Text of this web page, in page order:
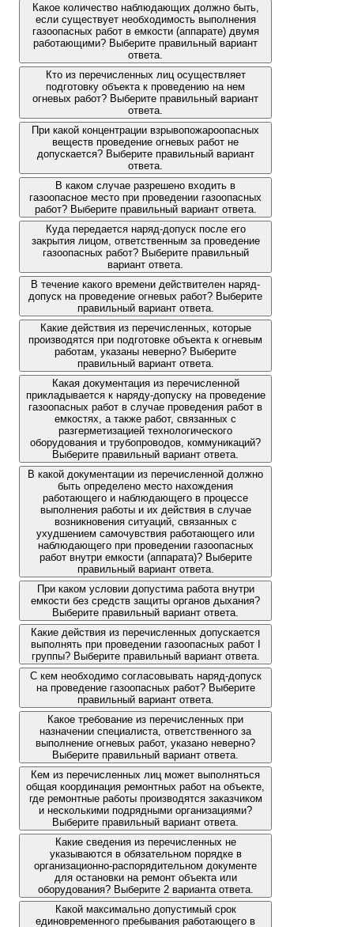
Какое количество наблюдающих должно быть,
если существует необходимость выполнения
газоопасных работ в емкости (аппарате) двумя
работающими? Выберите правильный вариант
ответа.
Кто из перечисленных лиц осуществляет
подготовку объекта к проведению на нем
огневых работ? Выберите правильный вариант
ответа.
При какой концентрации взрывопожароопасных
веществ проведение огневых работ не
допускается? Выберите правильный вариант
ответа.
В каком случае разрешено входить в
газоопасное место при проведении газоопасных
работ? Выберите правильный вариант ответа.
Куда передается наряд-допуск после его
закрытия лицом, ответственным за проведение
газоопасных работ? Выберите правильный
вариант ответа.
В течение какого времени действителен наряд-
допуск на проведение огневых работ? Выберите
правильный вариант ответа.
Какие действия из перечисленных, которые
производятся при подготовке объекта к огневым
работам, указаны неверно? Выберите
правильный вариант ответа.
Какая документация из перечисленной
прикладывается к наряду-допуску на проведение
газоопасных работ в случае проведения работ в
емкостях, а также работ, связанных с
разгерметизацией технологического
оборудования и трубопроводов, коммуникаций?
Выберите правильный вариант ответа.
В какой документации из перечисленной должно
быть определено место нахождения
работающего и наблюдающего в процессе
выполнения работы и их действия в случае
возникновения ситуаций, связанных с
ухудшением самочувствия работающего или
наблюдающего при проведении газоопасных
работ внутри емкости (аппарата)? Выберите
правильный вариант ответа.
При каком условии допустима работа внутри
емкости без средств защиты органов дыхания?
Выберите правильный вариант ответа.
Какие действия из перечисленных допускается
выполнять при проведении газоопасных работ I
группы? Выберите правильный вариант ответа.
С кем необходимо согласовывать наряд-допуск
на проведение газоопасных работ? Выберите
правильный вариант ответа.
Какое требование из перечисленных при
назначении специалиста, ответственного за
выполнение огневых работ, указано неверно?
Выберите правильный вариант ответа.
Кем из перечисленных лиц может выполняться
общая координация ремонтных работ на объекте,
где ремонтные работы производятся заказчиком
и несколькими подрядными организациями?
Выберите правильный вариант ответа.
Какие сведения из перечисленных не
указываются в обязательном порядке в
организационно-распорядительном документе
для остановки на ремонт объекта или
оборудования? Выберите 2 варианта ответа.
Какой максимально допустимый срок
единовременного пребывания работающего в